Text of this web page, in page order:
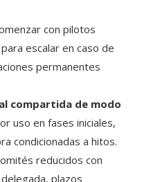
con pilotos
escalar en caso de
permanentes
compartida de modo
uso en fases iniciales,
condicionadas a hitos.
reducidos con
plazos